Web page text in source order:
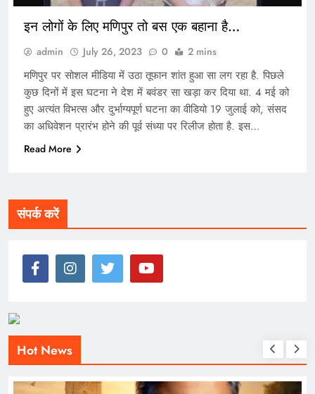
इन लोगों के लिए मणिपुर तो बस एक बहाना है…
admin July 26, 2023 0 2 mins
मणिपुर पर सोशल मीडिया में उठा तूफान शांत हुआ सा लग रहा है. पिछले
कुछ दिनों में इस घटना ने देश में बवंडर सा खड़ा कर दिया था. 4 मई को
हुए अत्यंत विभत्स और दुर्भाग्यपूर्ण घटना का वीडियो 19 जुलाई को, संसद
का अधिवेशन प्रारंभ होने की पूर्व संध्या पर रिलीज होता है. इस…
Read More
संपर्क करें
Hot News